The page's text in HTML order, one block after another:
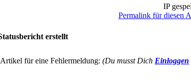
IP
Permalink für diesen
erstellt
für eine Fehlermeldung: (Du musst Dich Einloggen